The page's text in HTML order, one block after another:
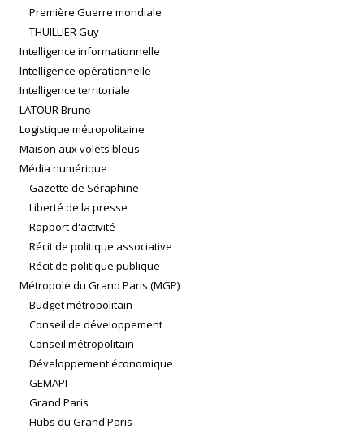
Première Guerre mondiale
THUILLIER Guy
Intelligence informationnelle
Intelligence opérationnelle
Intelligence territoriale
LATOUR Bruno
Logistique métropolitaine
Maison aux volets bleus
Média numérique
Gazette de Séraphine
Liberté de la presse
Rapport d'activité
Récit de politique associative
Récit de politique publique
Métropole du Grand Paris (MGP)
Budget métropolitain
Conseil de développement
Conseil métropolitain
Développement économique
GEMAPI
Grand Paris
Hubs du Grand Paris